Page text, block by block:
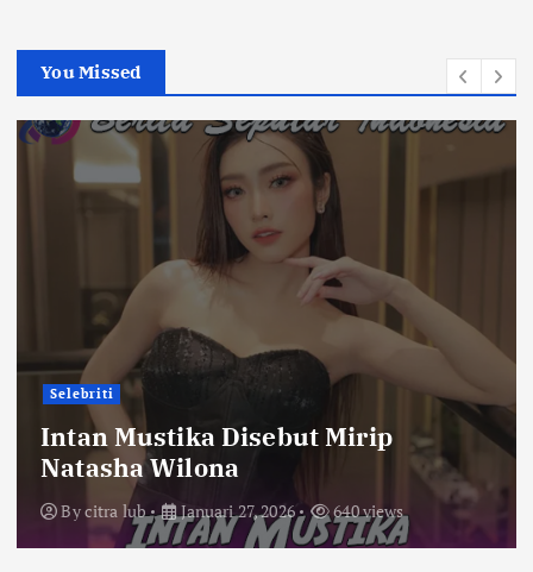
You Missed
Selebriti
Intan Mustika Disebut Mirip
Natasha Wilona
Bycitra lub Januari 27, 2026 640 views